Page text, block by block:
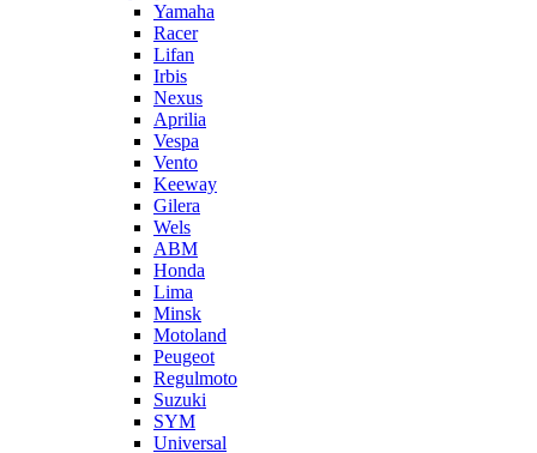
Yamaha
Racer
Lifan
Irbis
Nexus
Aprilia
Vespa
Vento
Keeway
Gilera
Wels
ABM
Honda
Lima
Minsk
Motoland
Peugeot
Regulmoto
Suzuki
SYM
Universal